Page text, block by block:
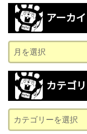
アーカ
ー
カ
ブ
カテゴ
テ